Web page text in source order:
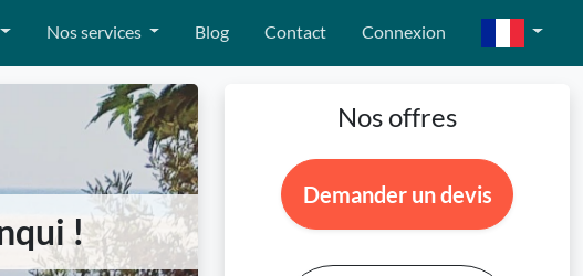
Nos services Blog Contact Connexion
!
Nos offres
Demander un devis